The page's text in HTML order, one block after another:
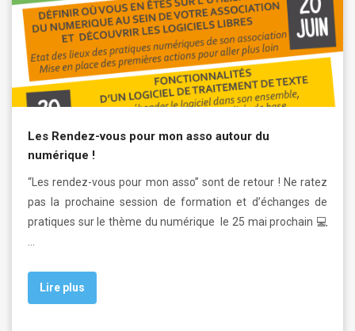
Les Rendez-vous pour mon asso autour du
numérique !
“Les rendez-vous pour mon asso” sont de retour ! Ne ratez
pas la prochaine session de formation et d’échanges de
pratiques sur le thème du numérique le 25 mai prochain 💻
Lire plus